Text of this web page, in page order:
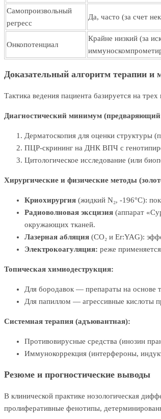
Самопроизвольный
регресс
Да, часто (за счет
Онкопотенциал
Крайне низкий (за
Доказательный алгоритм терапии и
Тактика ведения пациента базируется на
Диагностический минимум (предваряющий
Дерматоскопия для оценки структуры
ПЦР-скрининг на ДНК ВПЧ с
Цитологическое исследование (или
Хирургические и физические методы
Криохирургия (жидкий N₂, -196°C):
Радиоволновая эксцизия (аппарат
окружающих тканей.
Лазерная абляция (CO₂ и Er:YAG):
Электрокоагуляция: реже
Топическая химиодеструкция:
Для бородавок — препараты на основе
Для папиллом — агрессивные кислоты
Системная терапия (адъювантная):
Противовирусные средства (инозин
Иммунокоррекция (интерфероны,
Резюме и прогностические выводы
В клинической практике нозологическая
пролиферативные фенотипы,